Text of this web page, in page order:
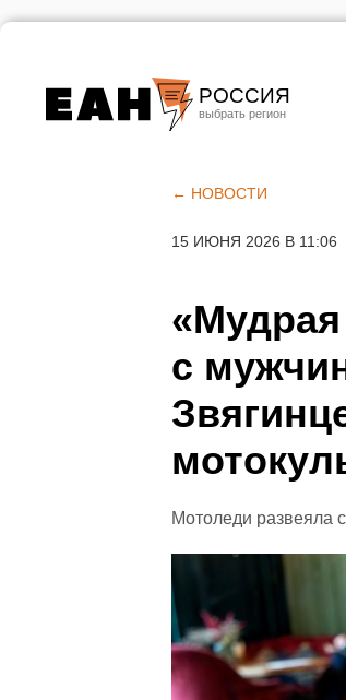
РОССИЯ
Челябинск
← НОВОСТИ
15 ИЮНЯ 2026 В 11:06
с
Мотоледи развеяла